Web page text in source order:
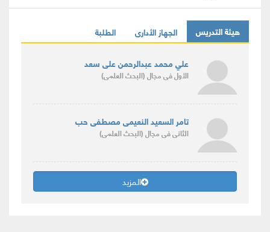
هيئة التدريس الجهاز الأدارى الطلبة
علي محمد عبدالرحمن على سعد
الأولفى مجال(البحث العلمى)
تامر السعيد النعيمى مصطفى حب
الثانىفى مجال(البحث العلمى)
المزيد